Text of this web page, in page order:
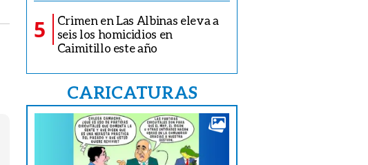
5
Crimen en Las Albinas eleva a
seis los homicidios en
Caimitillo este año
CARICATURAS